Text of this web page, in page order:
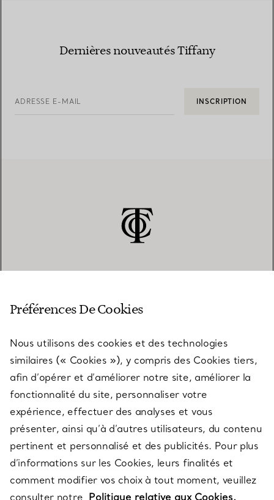
Dernières nouveautés Tiffany
ADRESSE E-MAIL INSCRIPTION
SERVICES
À PROPOS
QUESTIONS LÉGALES
SUIVEZ-NOUS
Préférences De Cookies
Nous utilisons des cookies et des technologies
similaires (« Cookies »), y compris des Cookies tiers,
afin d’opérer et d’améliorer notre site, améliorer la
fonctionnalité du site, personnaliser votre
expérience, effectuer des analyses et vous
présenter, ainsi qu’à d’autres utilisateurs, du contenu
pertinent et personnalisé et des publicités. Pour plus
d’informations sur les Cookies, leurs finalités et
comment modifier vos choix à tout moment, veuillez
consulter notre Politique relative aux Cookies.